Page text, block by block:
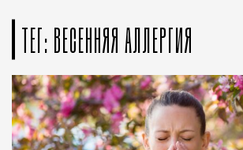
ТЕГ: ВЕСЕННЯЯ АЛЛЕРГИЯ